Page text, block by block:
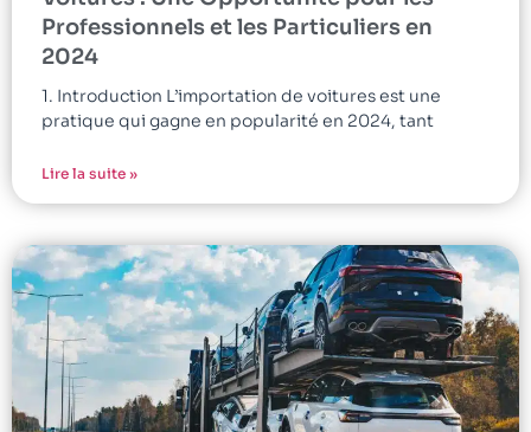
Professionnels et les Particuliers en
2024
1. Introduction L’importation de voitures est une
pratique qui gagne en popularité en 2024, tant
Lire la suite »